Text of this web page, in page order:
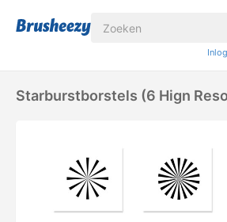
Starburstborstels (6 Hign